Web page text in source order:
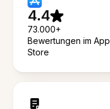
4.4
73.000+
Bewertungen im App
Store